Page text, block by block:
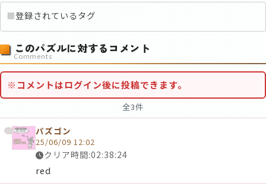
■登録されているタグ
このパズルに対するコメント
Comments
※コメントはログイン後に投稿できます。
全3件
パズゴン
25/06/09 12:02
クリア時間:02:38:24
red